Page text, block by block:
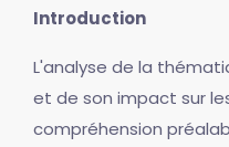
Introduction
L'analyse de la
et de son impact sur
compréhension